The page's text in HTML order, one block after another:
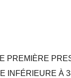
PREMIÈRE
INFÉRIEURE À